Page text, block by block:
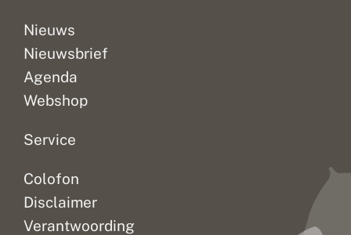
Nieuws
Nieuwsbrief
Agenda
Webshop
Service
Colofon
Disclaimer
Verantwoording